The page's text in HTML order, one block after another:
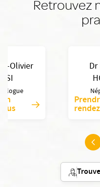
Retrouvez
Olivier